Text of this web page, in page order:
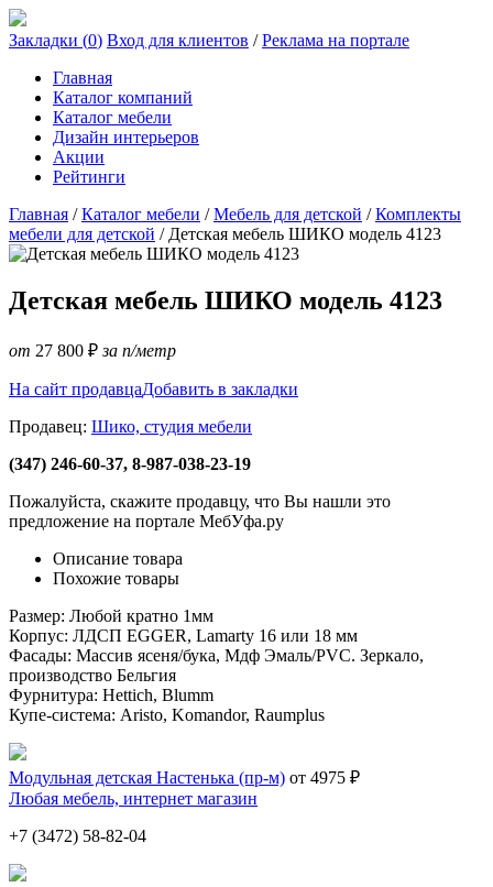
Закладки (0) Вход для клиентов /Реклама на портале
Главная
Каталог компаний
Каталог мебели
Дизайн интерьеров
Акции
Рейтинги
Главная /Каталог мебели /Мебель для детской /Комплекты
мебели для детской / Детская мебель ШИКО модель 4123
Детская мебель ШИКО модель 4123
от 27 800 ₽ за п/метр
На сайт продавцаДобавить в закладки
Продавец: Шико, студия мебели
(347) 246-60-37, 8-987-038-23-19
Пожалуйста, скажите продавцу, что Вы нашли это
предложение на портале МебУфа.ру
Описание товара
Похожие товары
Размер: Любой кратно 1мм
Корпус: ЛДСП EGGER, Lamarty 16 или 18 мм
Фасады: Массив ясеня/бука, Мдф Эмаль/PVC. Зеркало,
производство Бельгия
Фурнитура: Hettich, Blumm
Купе-система: Aristo, Komandor, Raumplus
Модульная детская Настенька (пр-м) от 4975 ₽
Любая мебель, интернет магазин
+7 (3472) 58-82-04